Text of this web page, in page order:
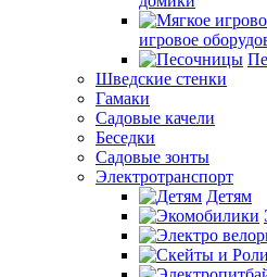
игровое
Шведские стенки
Гамаки
Садовые качели
Беседки
Садовые зонты
Электротранспорт
Детям